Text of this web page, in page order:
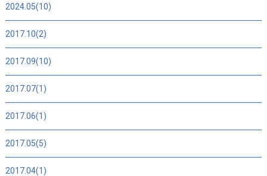
2024.05(10)
2017.10(2)
2017.09(10)
2017.07(1)
2017.06(1)
2017.05(5)
2017.04(1)